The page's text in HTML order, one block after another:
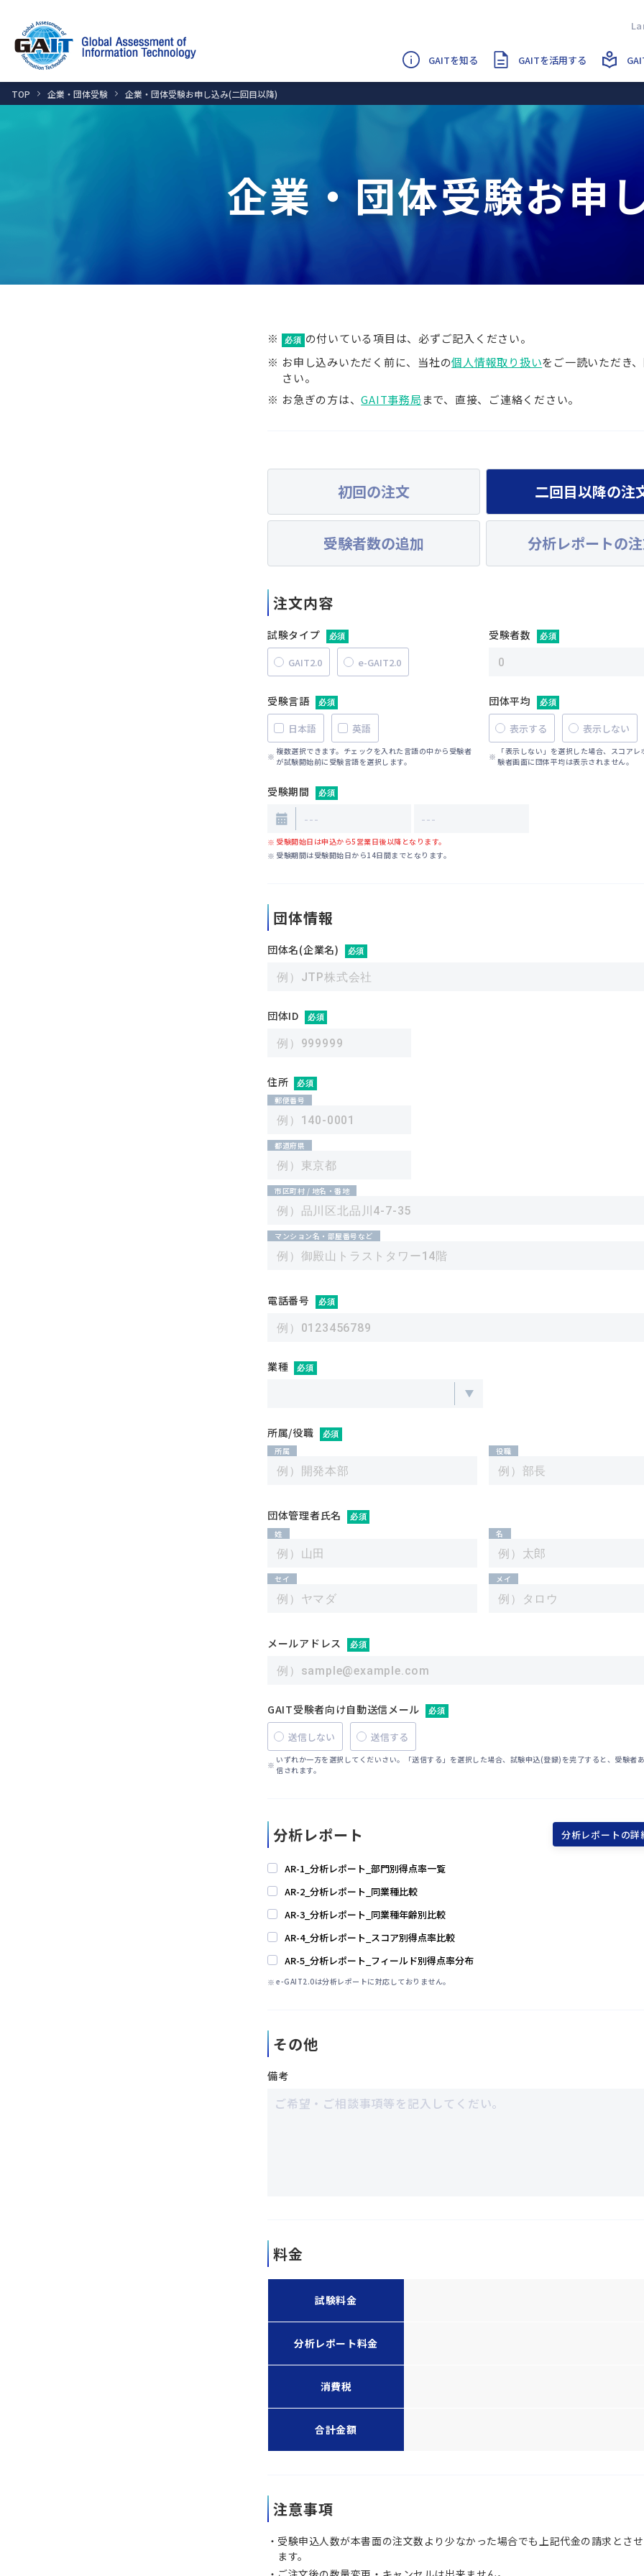
GAITを知る GAITを活用する
TOP 企業・団体受験 企業・団体受験お申し込み(二回目以降)
企業・団体受験お申
必須 の付いている項目は、必ずご記入ください。
お申し込みいただく前に、当社の個人情報取り扱いをご一読いただき
さい。
お急ぎの方は、GAIT事務局 まで、直接、ご連絡ください。
初回の注文 二回目以降の注
受験者数の追加 分析レポートの
注文内容
試験タイプ 必須
GAIT2.0 e-GAIT2.0
受験者数 必須
受験言語 必須
日本語 英語
複数選択できます。チェックを入れた言語の中から受験者
が試験開始前に受験言語を選択します。
団体平均 必須
表示する 表示しない
「表示しない」を選択した場合、スコア
験者画面に団体平均は表示されません。
受験期間 必須
受験開始日は申込から5営業日後以降となります。
受験期間は受験開始日から14日間までとなります。
団体情報
団体名(企業名) 必須
団体ID 必須
住所 必須
郵便番号
都道府県
市区町村 / 地名・番地
マンション名・部屋番号など
電話番号 必須
業種 必須
所属/役職 必須
所属 役職
団体管理者氏名 必須
姓 名
セイ メイ
メールアドレス 必須
GAIT受験者向け自動送信メール 必須
送信しない 送信する
いずれか一方を選択してくだいさい。「送信する」を選択した場合、試験申込(登録)を完了すると、受験者
信されます。
分析レポート 分析レポートの詳
AR-1_分析レポート_部門別得点率一覧
AR-2_分析レポート_同業種比較
AR-3_分析レポート_同業種年齢別比較
AR-4_分析レポート_スコア別得点率比較
AR-5_分析レポート_フィールド別得点率分布
e-GAIT2.0は分析レポートに対応しておりません。
その他
備考
料金
試験料金
分析レポート料金
消費税
合計金額
注意事項
受験申込人数が本書面の注文数より少なかった場合でも上記代金の請求とさ
ます。